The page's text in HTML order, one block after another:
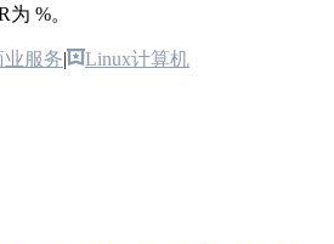
%。
服务| Linux计算机